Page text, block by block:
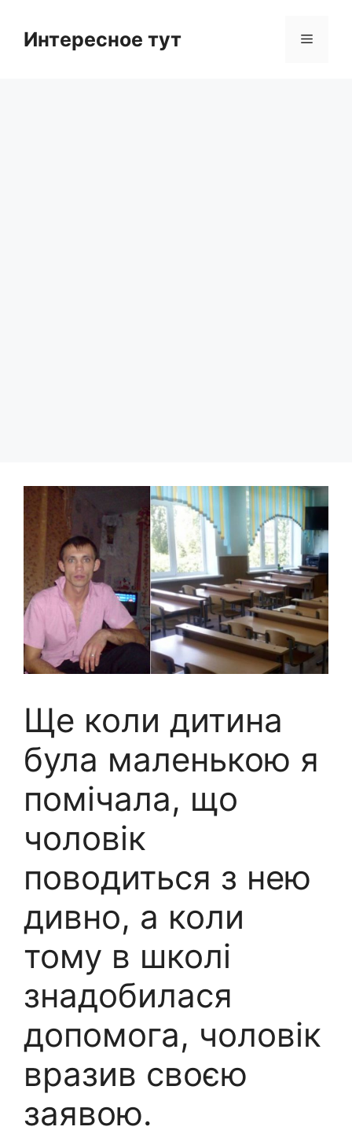
contentИнтересное тут Menu
Ще коли дитина
була маленькою я
помічала, що
чоловік
поводиться з нею
дивно, а коли
тому в школі
знадобилася
допомога, чоловік
вразив своєю
заявою.